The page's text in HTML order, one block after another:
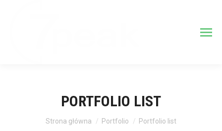
PORTFOLIO LIST
Jesteś tutaj:
Strona główna Portfolio Portfolio list